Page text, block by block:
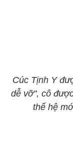
Cúc Tịnh Y
dễ vỡ", cô
thế hệ